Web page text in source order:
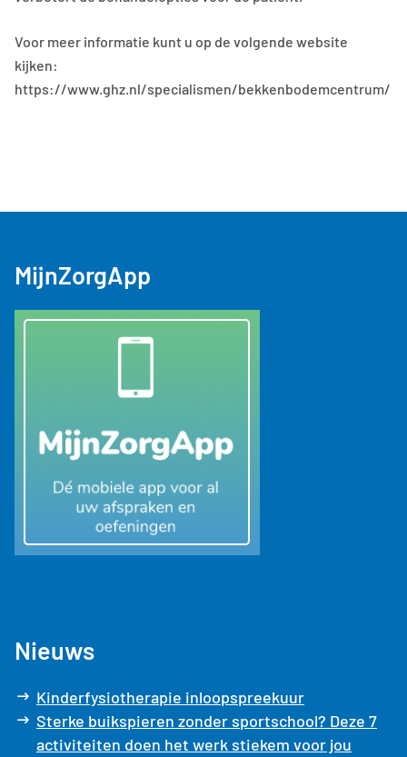
Voor meer informatie kunt u op de volgende website
kijken:
https://www.ghz.nl/specialismen/bekkenbodemcentrum/
MijnZorgApp
Nieuws
Kinderfysiotherapie inloopspreekuur
Sterke buikspieren zonder sportschool? Deze 7
activiteiten doen het werk stiekem voor jou